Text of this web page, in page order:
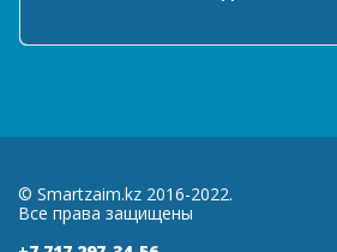
© Smartzaim.kz 2016-2022.
Все права защищены